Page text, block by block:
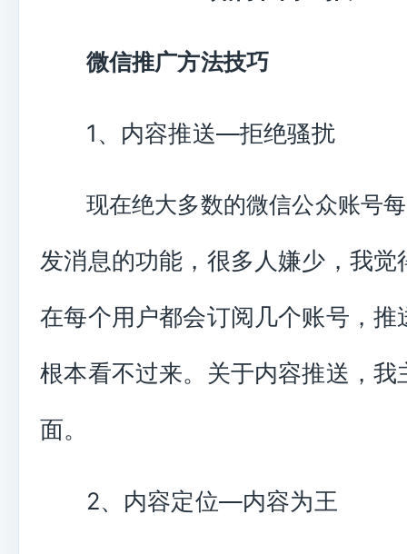
微信推广方法技巧
1、内容推送—拒绝骚扰
现在绝大多数的微信公众账号
发消息的功能，很多人嫌少，我觉
在每个用户都会订阅几个账号，推
根本看不过来。关于内容推送，我
面。
2、内容定位—内容为王